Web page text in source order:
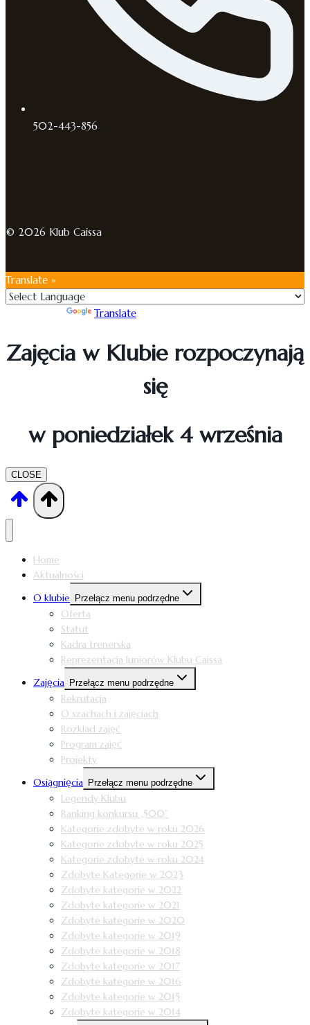
502-443-856
© 2026 Klub Caissa
Translate »
Translate
Zajęcia w Klubie rozpoczynają
się
w poniedziałek 4 września
CLOSE
Home
Aktualności
O klubie Przełącz menu podrzędne
Oferta
Statut
Kadra trenerska
Reprezentacja Juniorów Klubu Caissa
Zajęcia Przełącz menu podrzędne
Rekrutacja
O szachach i zajęciach
Rozkład zajęć
Program zajęć
Projekty
Osiągnięcia Przełącz menu podrzędne
Legendy Klubu
Ranking konkursu „500”
Kategorie zdobyte w roku 2026
Kategorie zdobyte w roku 2025
Kategorie zdobyte w roku 2024
Zdobyte Kategorie w 2023
Zdobyte kategorie w 2022
Zdobyte kategorie w 2021
Zdobyte kategorie w 2020
Zdobyte kategorie w 2019
Zdobyte kategorie w 2018
Zdobyte kategorie w 2017
Zdobyte kategorie w 2016
Zdobyte kategorie w 2015
Zdobyte kategorie w 2014